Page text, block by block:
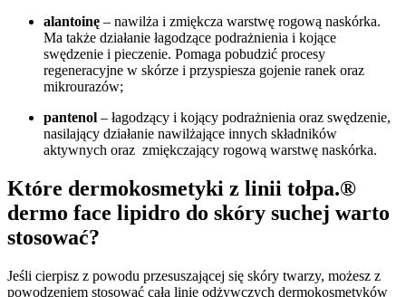
alantoinę – nawilża i zmiękcza warstwę rogową naskórka.
Ma także działanie łagodzące podrażnienia i kojące
swędzenie i pieczenie. Pomaga pobudzić procesy
regeneracyjne w skórze i przyspiesza gojenie ranek oraz
mikrourazów;
pantenol – łagodzący i kojący podrażnienia oraz swędzenie,
nasilający działanie nawilżające innych składników
aktywnych oraz zmiękczający rogową warstwę naskórka.
Które dermokosmetyki z linii tołpa.®
dermo face lipidro do skóry suchej warto
stosować?
Jeśli cierpisz z powodu przesuszającej się skóry twarzy, możesz z
powodzeniem stosować całą linię odżywczych dermokosmetyków